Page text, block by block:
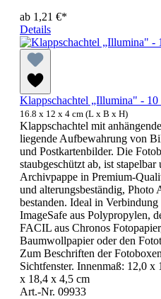
ab 1,21 €*
Details
Klappschachtel „Illumina" - 10
16.8 x 12 x 4 cm (L x B x H)
Klappschachtel mit
liegende Aufbewahrung von
und Postkartenbilder. Die
staubgeschützt ab, ist
Archivpappe in Premium-
und alterungsbeständig,
bestanden. Ideal in
ImageSafe aus Polypropylen,
FACIL aus Chronos
Baumwollpapier oder den
Zum Beschriften der
Sichtfenster. Innenmaß: 12,0
x 18,4 x 4,5 cm
Art.-Nr. 09933